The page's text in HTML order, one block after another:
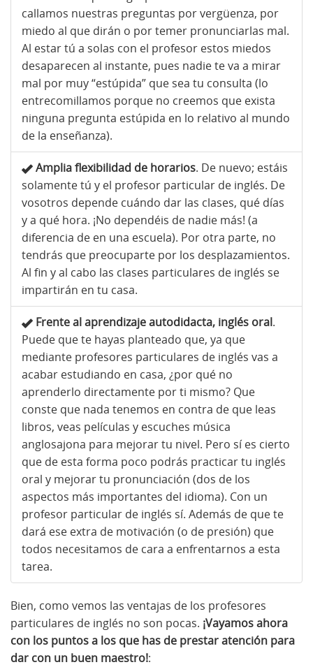
callamos nuestras preguntas por vergüenza, por
miedo al que dirán o por temer pronunciarlas mal.
Al estar tú a solas con el profesor estos miedos
desaparecen al instante, pues nadie te va a mirar
mal por muy “estúpida” que sea tu consulta (lo
entrecomillamos porque no creemos que exista
ninguna pregunta estúpida en lo relativo al mundo
de la enseñanza).
Amplia flexibilidad de horarios. De nuevo; estáis
solamente tú y el profesor particular de inglés. De
vosotros depende cuándo dar las clases, qué días
y a qué hora. ¡No dependéis de nadie más! (a
diferencia de en una escuela). Por otra parte, no
tendrás que preocuparte por los desplazamientos.
Al fin y al cabo las clases particulares de inglés se
impartirán en tu casa.
Frente al aprendizaje autodidacta, inglés oral.
Puede que te hayas planteado que, ya que
mediante profesores particulares de inglés vas a
acabar estudiando en casa, ¿por qué no
aprenderlo directamente por ti mismo? Que
conste que nada tenemos en contra de que leas
libros, veas películas y escuches música
anglosajona para mejorar tu nivel. Pero sí es cierto
que de esta forma poco podrás practicar tu inglés
oral y mejorar tu pronunciación (dos de los
aspectos más importantes del idioma). Con un
profesor particular de inglés sí. Además de que te
dará ese extra de motivación (o de presión) que
todos necesitamos de cara a enfrentarnos a esta
tarea.
Bien, como vemos las ventajas de los profesores
particulares de inglés no son pocas. ¡Vayamos ahora
con los puntos a los que has de prestar atención para
dar con un buen maestro!: